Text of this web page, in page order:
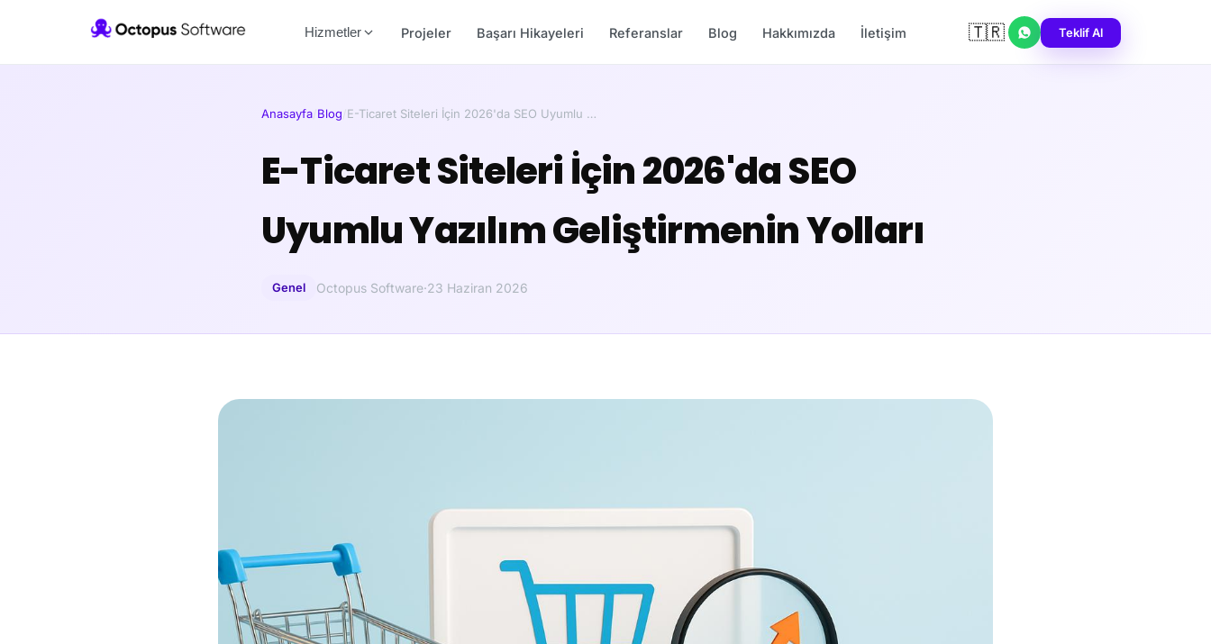
Hizmetler Projeler Başarı Hikayeleri Referanslar Blog Hakkımızda İletişim 🇹🇷 Teklif Al
Anasayfa/Blog/E-Ticaret Siteleri İçin 2026'da SEO Uyumlu …
E-Ticaret Siteleri İçin 2026'da SEO
Uyumlu Yazılım Geliştirmenin Yolları
Genel Octopus Software·23 Haziran 2026